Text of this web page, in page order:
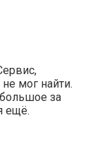
мог найти.
за
ещё.